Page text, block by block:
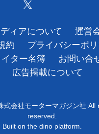
ィアについて
運営
約
プライバシーポ
イター名簿
お問い合
広告掲載について
式会社モーターマガジン社 All
reserved.
Built on the dino platform.